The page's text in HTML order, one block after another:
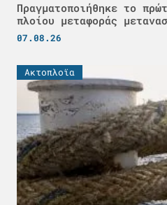
Πραγματοποιήθηκε το
πλοίου μεταφοράς
07.08.26
Ακτοπλοϊα